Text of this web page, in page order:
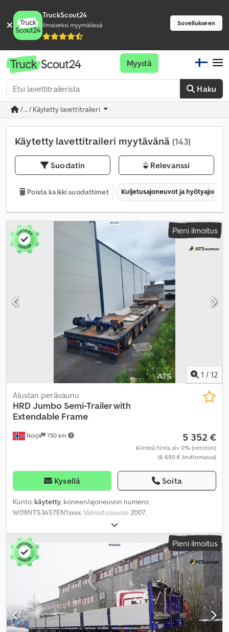
TruckScout24
Ilmaiseksi myymälässä Sovellukseen
Haku
Myydä
/ ... / Käytetty lavettitraileri
Käytetty lavettitraileri myytävänä (143)
Suodatin Relevanssi
Poista kaikki suodattimet Kuljetusajoneuvot ja
Pieni ilmoitus
1 / 12
Norja 750 km
Alustan perävaunu
HRDJumbo Semi-Trailer with
Extendable Frame
5 352 €
Kiinteä hinta alv 0% (veroton)
(6 690 € bruttomassa)
Kysellä Soita
Kunto: käytetty, koneen/ajoneuvon numero:
W09NTS3457EN1xxxx, Valmistusvuosi:2007,
Pieni ilmoitus